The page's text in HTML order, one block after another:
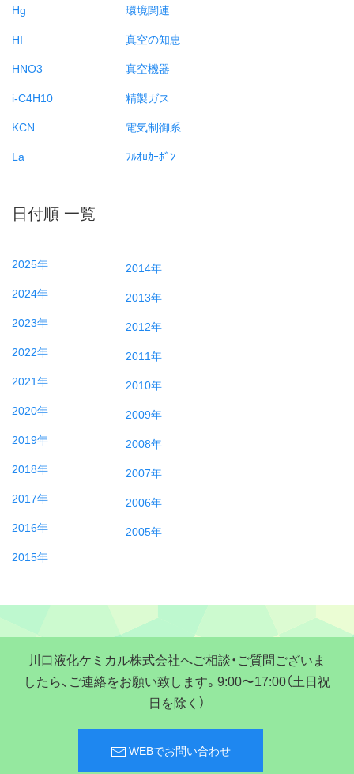
Hg
HI
HNO3
i-C4H10
KCN
La
環境関連
真空の知恵
真空機器
精製ガス
電気制御系
ﾌﾙｵﾛｶｰﾎﾞﾝ
日付順 一覧
2025年
2024年
2023年
2022年
2021年
2020年
2019年
2018年
2017年
2016年
2015年
2014年
2013年
2012年
2011年
2010年
2009年
2008年
2007年
2006年
2005年
川口液化ケミカル株式会社へご相談・ご質問ございま
したら、ご連絡をお願い致します。9:00〜17:00（土日祝
日を除く）
WEBでお問い合わせ